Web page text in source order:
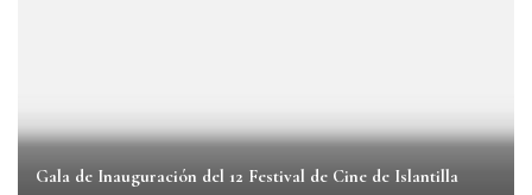
Gala de Inauguración del 12 Festival de Cine de Islantilla